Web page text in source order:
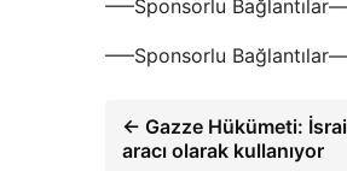
—–Sponsorlu
—–Sponsorlu
← Gazze Hükümeti: İsrail
aracı olarak kullanıyor